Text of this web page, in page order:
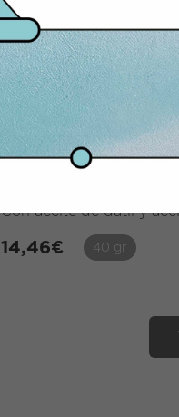
COLOR MUD 77
Con aceite de dátil y
14,46€ 40 gr